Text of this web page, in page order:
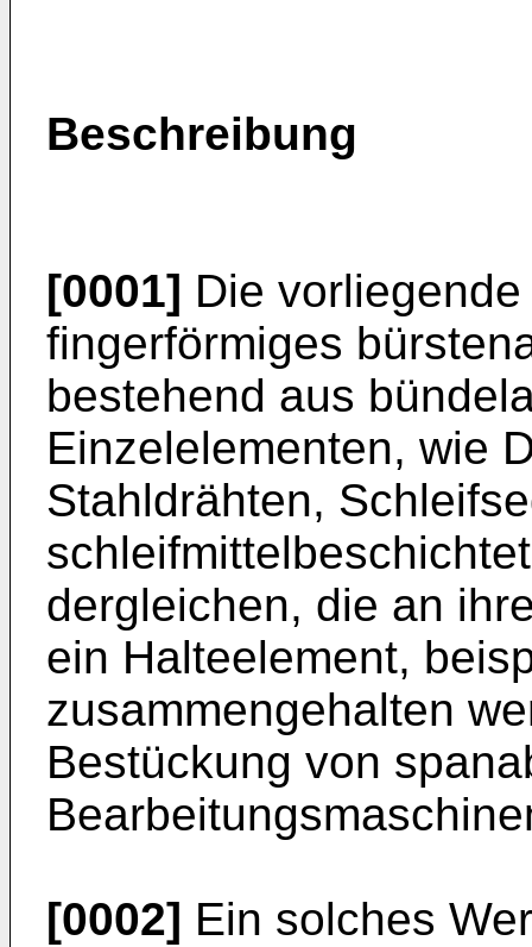
Beschreibung
[0001] Die
fingerförmiges
bestehend aus
Einzelelementen, wie
Stahldrähten,
dergleichen, die an
ein Halteelement,
zusammengehalten
Bestückung von
[0002] Ein solches